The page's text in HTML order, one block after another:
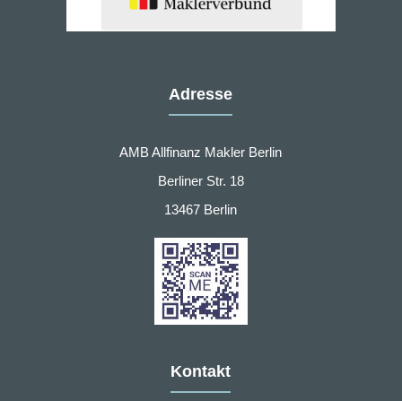
Adresse
AMB Allfinanz Makler Berlin
Berliner Str. 18
13467 Berlin
Kontakt